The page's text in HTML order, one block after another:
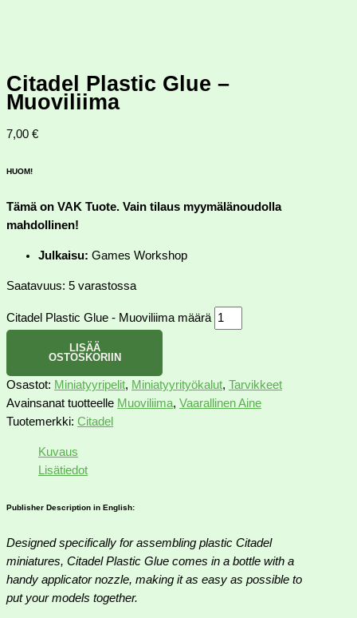
Citadel Plastic Glue –
Muoviliima
7,00 €
HUOM!
Tämä on VAK Tuote. Vain tilaus myymälänoudolla
mahdollinen!
Julkaisu: Games Workshop
Saatavuus: 5 varastossa
Citadel Plastic Glue - Muoviliima määrä
LISÄÄ
OSTOSKORIIN
Osastot: Miniatyyripelit, Miniatyyrityökalut, Tarvikkeet
Avainsanat tuotteelle Muoviliima, Vaarallinen Aine
Tuotemerkki: Citadel
Kuvaus
Lisätiedot
Publisher Description in English:
Designed specifically for assembling plastic Citadel
miniatures, Citadel Plastic Glue comes in a bottle with a
handy applicator nozzle, making it as easy as possible to
put your models together.